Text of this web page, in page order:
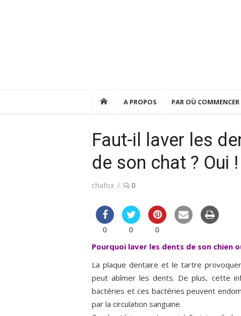
A PROPOS PAR OÙ COMMENCER
Faut-il laver les
de son chat ? Oui !
Author
chafox 0
0 0 0
Pourquoi laver les dents de son chien
La plaque dentaire et le tartre
peut abîmer les dents. De plus, cette
bactéries et ces bactéries peuvent
par la circulation sanguine.